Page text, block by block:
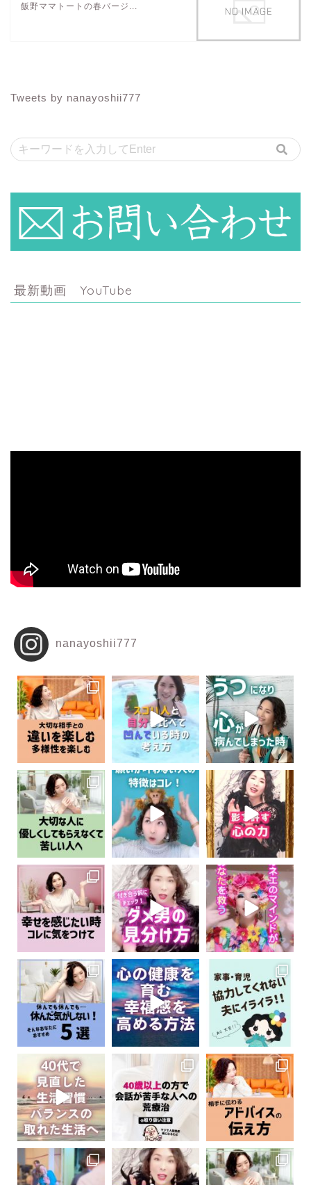
飯野ママトートの春バージ...
Tweets by nanayoshii777
最新動画 YouTube
nanayoshii777